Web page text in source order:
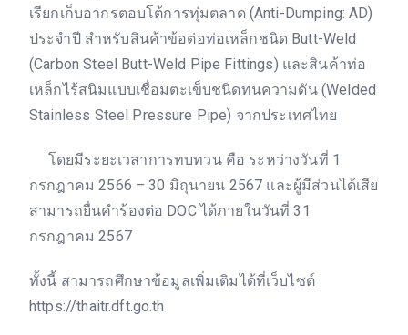
เรียกเก็บอากรตอบโต้การทุ่มตลาด (Anti-Dumping: AD)
ประจำปี สำหรับสินค้าข้อต่อท่อเหล็กชนิด Butt-Weld
(Carbon Steel Butt-Weld Pipe Fittings) และสินค้าท่อ
เหล็กไร้สนิมแบบเชื่อมตะเข็บชนิดทนความดัน (Welded
Stainless Steel Pressure Pipe) จากประเทศไทย
โดยมีระยะเวลาการทบทวน คือ ระหว่างวันที่ 1
กรกฎาคม 2566 – 30 มิถุนายน 2567 และผู้มีส่วนได้เสีย
สามารถยื่นคำร้องต่อ DOC ได้ภายในวันที่ 31
กรกฎาคม 2567
ทั้งนี้ สามารถศึกษาข้อมูลเพิ่มเติมได้ที่เว็บไซต์
https://thaitr.dft.go.th